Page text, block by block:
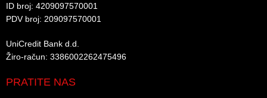
ID broj: 4209097570001​
PDV broj: 209097570001 ​
UniCredit Bank d.d.​
Žiro-račun: 3386002262475496​​
PRATITE NAS